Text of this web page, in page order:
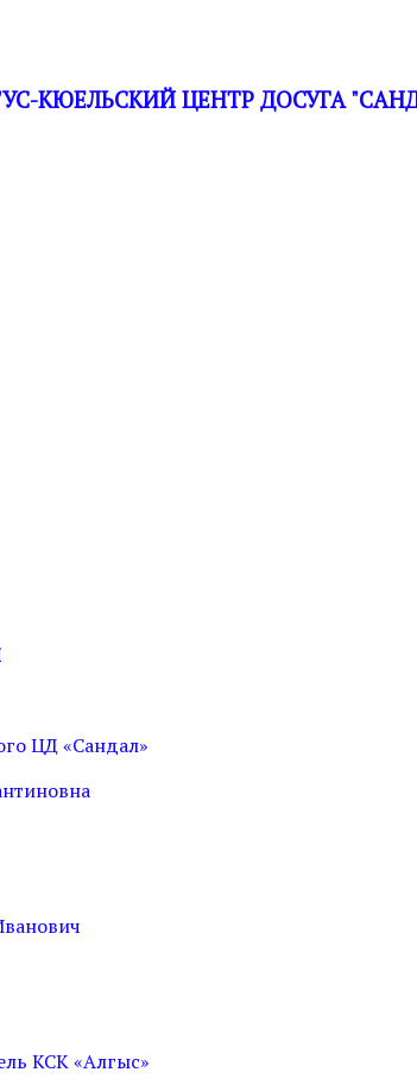
КЮЕЛЬСКИЙ ЦЕНТР ДОСУГА
ЦД «Сандал»
КСК «Алгыс»